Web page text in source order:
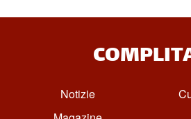
Notizie